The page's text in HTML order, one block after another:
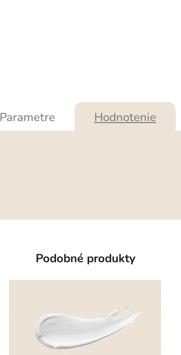
Parametre Hodnotenie
Podobné produkty